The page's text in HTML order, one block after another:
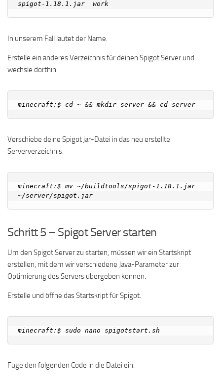
In unserem Fall lautet der Name.
Erstelle ein anderes Verzeichnis für deinen Spigot Server und
wechsle dorthin.
Verschiebe deine Spigot jar-Datei in das neu erstellte
Serververzeichnis.
minecraft:$ mv ~/buildtools/spigot-1.18.1.jar
Schritt 5 – Spigot Server starten
Um den Spigot Server zu starten, müssen wir ein Startskript
erstellen, mit dem wir verschiedene Java-Parameter zur
Optimierung des Servers übergeben können.
Erstelle und öffne das Startskript für Spigot.
Füge den folgenden Code in die Datei ein.